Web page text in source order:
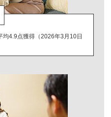
4.9点獲得（2026年3月10日